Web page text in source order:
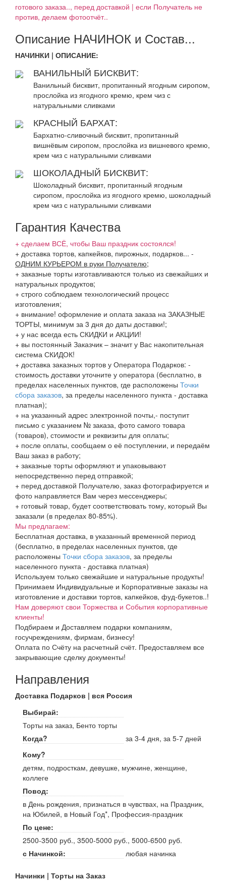
готового заказа.., перед доставкой | если Получатель не
против, делаем фотоотчёт..
Описание НАЧИНОК и Состав...
НАЧИНКИ | ОПИСАНИЕ:
ВАНИЛЬНЫЙ БИСКВИТ:
Ванильный бисквит, пропитанный ягодным сиропом,
прослойка из ягодного кремю, крем чиз с
натуральными сливками
КРАСНЫЙ БАРХАТ:
Бархатно-сливочный бисквит, пропитанный
вишнёвым сиропом, прослойка из вишневого кремю,
крем чиз с натуральными сливками
ШОКОЛАДНЫЙ БИСКВИТ:
Шоколадный бисквит, пропитанный ягодным
сиропом, прослойка из ягодного кремю, шоколадный
крем чиз с натуральными сливками
Гарантия Качества
+ сделаем ВСЁ, чтобы Ваш праздник состоялся!
+ доставка тортов, капкейков, пирожных, подарков... -
ОДНИМ КУРЬЕРОМ в руки Получателю;
+ заказные торты изготавливаются только из свежайших и
натуральных продуктов;
+ строго соблюдаем технологический процесс
изготовления;
+ внимание! оформление и оплата заказа на ЗАКАЗНЫЕ
ТОРТЫ, минимум за 3 дня до даты доставки!;
+ у нас всегда есть СКИДКИ и АКЦИИ!
+ вы постоянный Заказчик – значит у Вас накопительная
система СКИДОК!
+ доставка заказных тортов у Оператора Подарков: -
стоимость доставки уточните у оператора (бесплатно, в
пределах населенных пунктов, где расположены Точки
сбора заказов, за пределы населенного пункта - доставка
платная);
+ на указанный адрес электронной почты,- поступит
письмо с указанием № заказа, фото самого товара
(товаров), стоимости и реквизиты для оплаты;
+ после оплаты, сообщаем о её поступлении, и передаём
Ваш заказ в работу;
+ заказные торты оформляют и упаковывают
непосредственно перед отправкой;
+ перед доставкой Получателю, заказ фотографируется и
фото направляется Вам через мессенджеры;
+ готовый товар, будет соответствовать тому, который Вы
заказали (в пределах 80-85%).
Мы предлагаем:
Бесплатная доставка, в указанный временной период
(бесплатно, в пределах населенных пунктов, где
расположены Точки сбора заказов, за пределы
населенного пункта - доставка платная)
Используем только свежайшие и натуральные продукты!
Принимаем Индивидуальные и Корпоративные заказы на
изготовление и доставки тортов, капкейков, фуд-букетов..!
Нам доверяют свои Торжества и События корпоративные
клиенты!
Подбираем и Доставляем подарки компаниям,
госучреждениям, фирмам, бизнесу!
Оплата по Счёту на расчетный счёт. Предоставляем все
закрывающие сделку документы!
Направления
Доставка Подарков | вся Россия
Выбирай:
Торты на заказ, Бенто торты
Когда?
за 3-4 дня, за 5-7 дней
Кому?
детям, подросткам, девушке, мужчине, женщине,
коллеге
Повод:
в День рождения, признаться в чувствах, на Праздник,
на Юбилей, в Новый Год*, Профессия-праздник
По цене:
2500-3500 руб., 3500-5000 руб., 5000-6500 руб.
с Начинкой:
любая начинка
Начинки | Торты на Заказ